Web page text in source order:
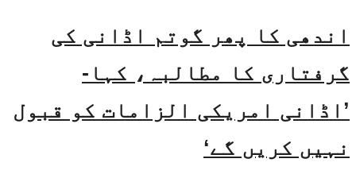
اندھی کا پھر گوتم اڈانی کی
گرفتاری کا مطالبہ، کہا-
’اڈانی امریکی الزامات کو قبول
نہیں کریں گے‘